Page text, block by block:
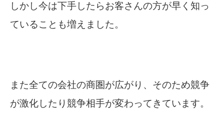
しかし今は下手したらお客さんの方が早く知っ
ていることも増えました。
また全ての会社の商圏が広がり、そのため競争
が激化したり競争相手が変わってきています。